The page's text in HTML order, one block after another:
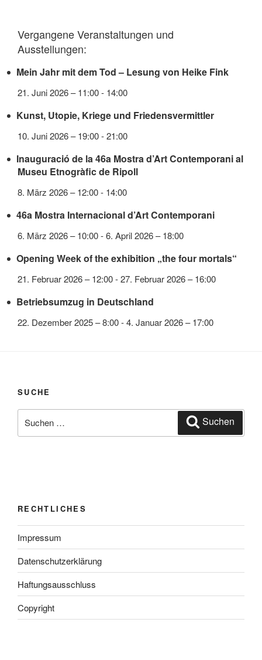
Vergangene Veranstaltungen und
Ausstellungen:
Mein Jahr mit dem Tod – Lesung von Heike Fink
21. Juni 2026 – 11:00- 14:00
Kunst, Utopie, Kriege und Friedensvermittler
10. Juni 2026 – 19:00-21:00
Inauguració de la 46a Mostra d’Art Contemporani al
Museu Etnogràfic de Ripoll
8. März 2026 – 12:00- 14:00
46a Mostra Internacional d’Art Contemporani
6. März 2026 – 10:00-6. April 2026 – 18:00
Opening Week of the exhibition „the four mortals“
21. Februar 2026 – 12:00-27. Februar 2026 – 16:00
Betriebsumzug in Deutschland
22. Dezember 2025 – 8:00-4. Januar 2026 – 17:00
SUCHE
nach:
Suchen
RECHTLICHES
Impressum
Datenschutzerklärung
Haftungsausschluss
Copyright